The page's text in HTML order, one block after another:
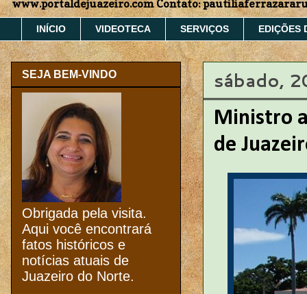
www.portaldejuazeiro.com Contato:
INÍCIO VIDEOTECA SERVIÇOS EDIÇÕES
sábado,
Ministro
de
SEJA BEM-VINDO
Obrigada pela visita.
Aqui você encontrará
fatos históricos e
notícias atuais de
Juazeiro do Norte.